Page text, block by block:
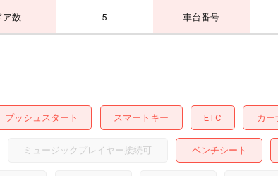
ア数 5 車台番号
プッシュスタート スマートキー ETC カー
ミュージックプレイヤー接続可 ベンチシート